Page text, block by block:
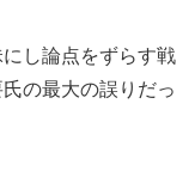
し論点をずらす戦
の最大の誤りだっ